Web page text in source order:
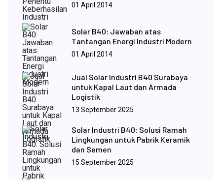
01 April 2014
Solar B40: Jawaban atas
Tantangan Energi Industri Modern
01 April 2014
Jual Solar Industri B40 Surabaya
untuk Kapal Laut dan Armada
Logistik
13 September 2025
Solar Industri B40: Solusi Ramah
Lingkungan untuk Pabrik Keramik
dan Semen
15 September 2025